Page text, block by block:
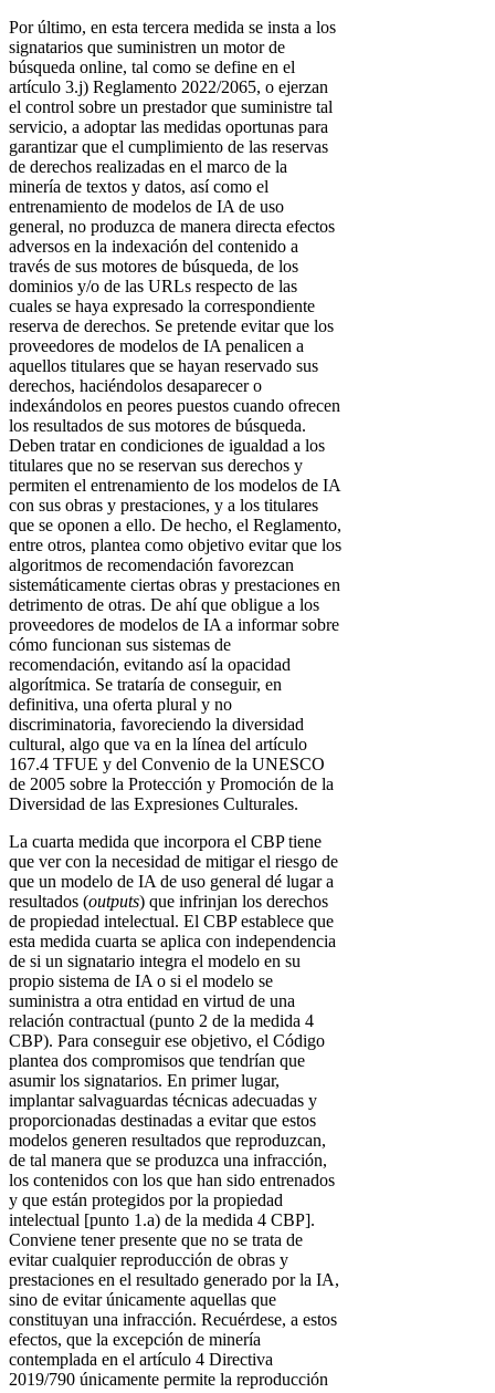
Por último, en esta tercera medida se insta a los
signatarios que suministren un motor de
búsqueda online, tal como se define en el
artículo 3.j) Reglamento 2022/2065, o ejerzan
el control sobre un prestador que suministre tal
servicio, a adoptar las medidas oportunas para
garantizar que el cumplimiento de las reservas
de derechos realizadas en el marco de la
minería de textos y datos, así como el
entrenamiento de modelos de IA de uso
general, no produzca de manera directa efectos
adversos en la indexación del contenido a
través de sus motores de búsqueda, de los
dominios y/o de las URLs respecto de las
cuales se haya expresado la correspondiente
reserva de derechos. Se pretende evitar que los
proveedores de modelos de IA penalicen a
aquellos titulares que se hayan reservado sus
derechos, haciéndolos desaparecer o
indexándolos en peores puestos cuando ofrecen
los resultados de sus motores de búsqueda.
Deben tratar en condiciones de igualdad a los
titulares que no se reservan sus derechos y
permiten el entrenamiento de los modelos de IA
con sus obras y prestaciones, y a los titulares
que se oponen a ello. De hecho, el Reglamento,
entre otros, plantea como objetivo evitar que los
algoritmos de recomendación favorezcan
sistemáticamente ciertas obras y prestaciones en
detrimento de otras. De ahí que obligue a los
proveedores de modelos de IA a informar sobre
cómo funcionan sus sistemas de
recomendación, evitando así la opacidad
algorítmica. Se trataría de conseguir, en
definitiva, una oferta plural y no
discriminatoria, favoreciendo la diversidad
cultural, algo que va en la línea del artículo
167.4 TFUE y del Convenio de la UNESCO
de 2005 sobre la Protección y Promoción de la
Diversidad de las Expresiones Culturales.
La cuarta medida que incorpora el CBP tiene
que ver con la necesidad de mitigar el riesgo de
que un modelo de IA de uso general dé lugar a
resultados (outputs) que infrinjan los derechos
de propiedad intelectual. El CBP establece que
esta medida cuarta se aplica con independencia
de si un signatario integra el modelo en su
propio sistema de IA o si el modelo se
suministra a otra entidad en virtud de una
relación contractual (punto 2 de la medida 4
CBP). Para conseguir ese objetivo, el Código
plantea dos compromisos que tendrían que
asumir los signatarios. En primer lugar,
implantar salvaguardas técnicas adecuadas y
proporcionadas destinadas a evitar que estos
modelos generen resultados que reproduzcan,
de tal manera que se produzca una infracción,
los contenidos con los que han sido entrenados
y que están protegidos por la propiedad
intelectual [punto 1.a) de la medida 4 CBP].
Conviene tener presente que no se trata de
evitar cualquier reproducción de obras y
prestaciones en el resultado generado por la IA,
sino de evitar únicamente aquellas que
constituyan una infracción. Recuérdese, a estos
efectos, que la excepción de minería
contemplada en el artículo 4 Directiva
2019/790 únicamente permite la reproducción